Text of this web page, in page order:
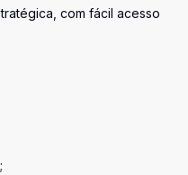
com fácil acesso